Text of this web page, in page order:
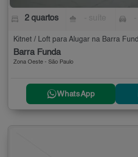
2 quartos
Kitnet / Loft para Alugar na Barra
Barra Funda
Zona Oeste - São Paulo
WhatsApp